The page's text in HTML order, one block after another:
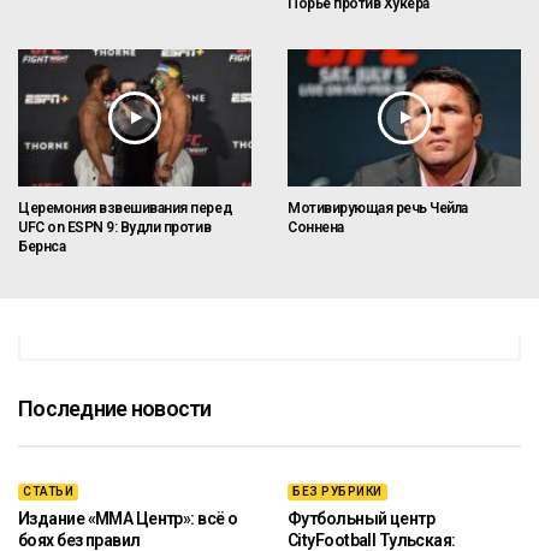
Церемония взвешивания перед
UFC on ESPN 9: Вудли против
Бернса
Мотивирующая речь Чейла
Соннена
Последние новости
СТАТЬИ
Издание «ММА Центр»: всё о
боях без правил
БЕЗ РУБРИКИ
Футбольный центр
CityFootball Тульская: